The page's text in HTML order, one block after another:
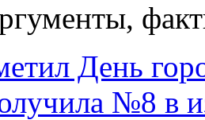
День
№8 в